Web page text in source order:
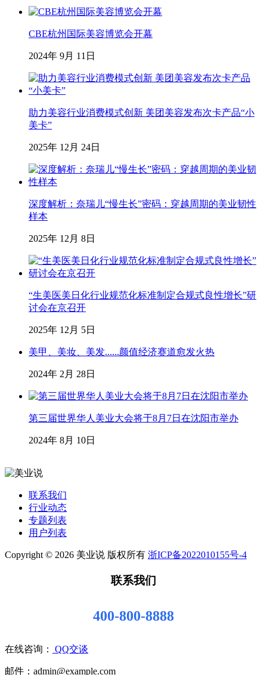
CBE杭州国际美容博览会开幕
2024年 9月 11日
助力美容行业消费模式创新 美团美容发布次卡产品“小
美卡”
2025年 12月 24日
深度解析：奈瑞儿“慢生长”密码：穿越周期的美业韧性
样本
2025年 12月 8日
“生美医美日化行业规范化标准制定合规式良性增长”研
讨会在京召开
2025年 12月 5日
美甲、美妆、美发......颜值经济赛道愈发火热
2024年 2月 28日
第三届世界华人美业大会将于8月7日在沈阳市举办
2024年 8月 10日
联系我们
行业动态
专题列表
用户列表
Copyright © 2026 美业说 版权所有 浙ICP备2022010155号-4
联系我们
400-800-8888
在线咨询： QQ交谈
邮件：admin@example.com